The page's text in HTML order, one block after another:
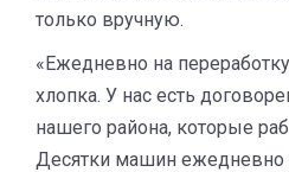
только вручную.
«Ежедневно на
хлопка. У нас есть
нашего района, которые
Десятки машин ежедневно